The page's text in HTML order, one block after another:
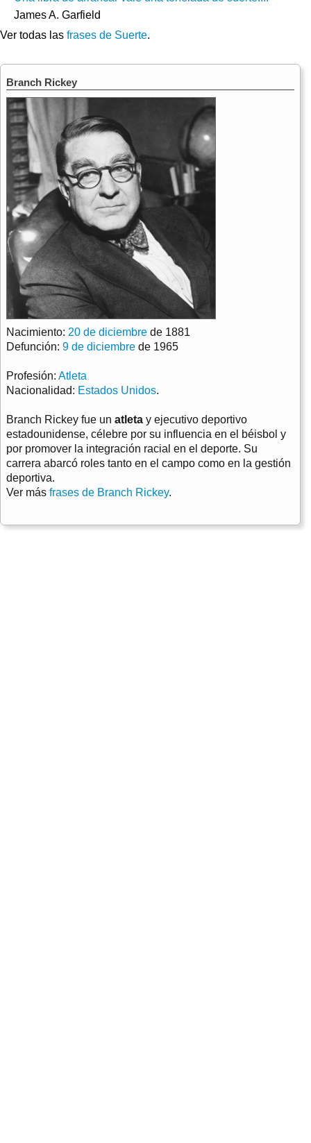
James A. Garfield
Ver todas las frases de Suerte.
Branch Rickey
Nacimiento: 20 de diciembre de 1881
Defunción: 9 de diciembre de 1965
Profesión: Atleta
Nacionalidad: Estados Unidos.
Branch Rickey fue un atleta y ejecutivo deportivo
estadounidense, célebre por su influencia en el béisbol y
por promover la integración racial en el deporte. Su
carrera abarcó roles tanto en el campo como en la gestión
deportiva.
Ver más frases de Branch Rickey.